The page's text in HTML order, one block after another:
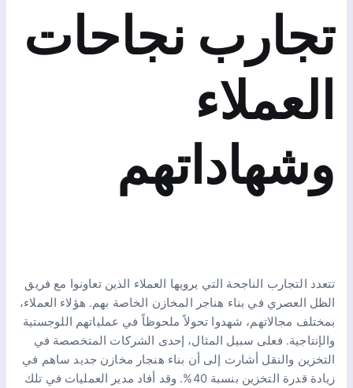
تجارب نجاحات
العملاء
وشهاداتهم
تتعدد التجارب الناجحة التي يرويها العملاء الذين تعاونوا مع فريق
الظل العصري في بناء هناجر المخازن الخاصة بهم. هؤلاء العملاء،
بمختلف مجالاتهم، شهدوا تحولاً ملحوظاً في عملياتهم اللوجستية
والإنتاجية. فعلى سبيل المثال، إحدى الشركات المتخصصة في
التخزين والنقل أشارت إلى أن بناء هنجار مخازن جديد ساهم في
زيادة قدرة التخزين بنسبة 40%. وقد أفاد مدير العمليات في تلك